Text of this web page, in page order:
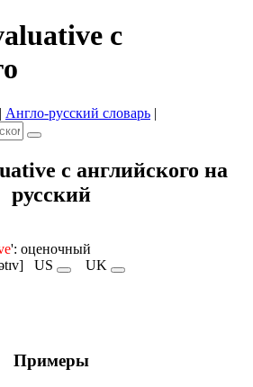
с
| Англо-русский словарь |
с английского на
русский
': оценочный
US
UK
Примеры